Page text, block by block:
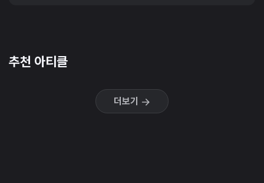
추천 아티클
더보기